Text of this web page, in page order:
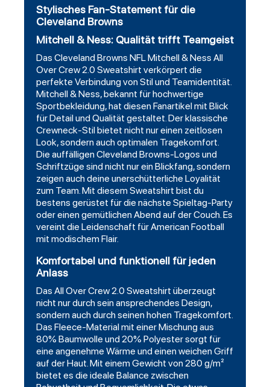
Stylisches Fan-Statement für die
Cleveland Browns
Mitchell & Ness: Qualität trifft Teamgeist
Das Cleveland Browns NFL Mitchell & Ness All
Over Crew 2.0 Sweatshirt verkörpert die
perfekte Verbindung von Stil und Teamidentität.
Mitchell & Ness, bekannt für hochwertige
Sportbekleidung, hat diesen Fanartikel mit Blick
für Detail und Qualität gestaltet. Der klassische
Crewneck-Stil bietet nicht nur einen zeitlosen
Look, sondern auch optimalen Tragekomfort.
Die auffälligen Cleveland Browns-Logos und
Schriftzüge sind nicht nur ein Blickfang, sondern
zeigen auch deine unerschütterliche Loyalität
zum Team. Mit diesem Sweatshirt bist du
bestens gerüstet für die nächste Spieltag-Party
oder einen gemütlichen Abend auf der Couch. Es
vereint die Leidenschaft für American Football
mit modischem Flair.
Komfortabel und funktionell für jeden
Anlass
Das All Over Crew 2.0 Sweatshirt überzeugt
nicht nur durch sein ansprechendes Design,
sondern auch durch seinen hohen Tragekomfort.
Das Fleece-Material mit einer Mischung aus
80% Baumwolle und 20% Polyester sorgt für
eine angenehme Wärme und einen weichen Griff
auf der Haut. Mit einem Gewicht von 280 g/m²
bietet es die ideale Balance zwischen